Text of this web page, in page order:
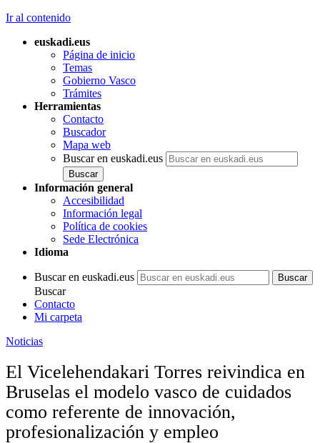
Ir al contenido
euskadi.eus
Página de inicio
Temas
Gobierno Vasco
Trámites
Herramientas
Contacto
Buscador
Mapa web
Buscar en euskadi.eus
Información general
Accesibilidad
Información legal
Política de cookies
Sede Electrónica
Idioma
Buscar en euskadi.eus
Buscar
Contacto
Mi carpeta
Noticias
El Vicelehendakari Torres reivindica en
Bruselas el modelo vasco de cuidados
como referente de innovación,
profesionalización y empleo